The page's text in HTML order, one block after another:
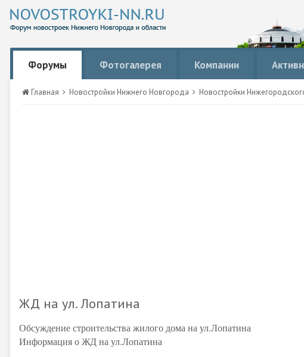
Форумы Фотогалерея Компании
Главная Новостройки Нижнего Новгорода Новостройки
ЖД на ул. Лопатина
Обсуждение строительства жилого дома на ул.Лопатина
Информация о ЖД на ул.Лопатина